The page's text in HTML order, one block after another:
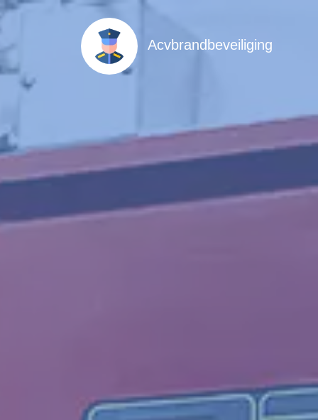
Acvbrandbeveiliging